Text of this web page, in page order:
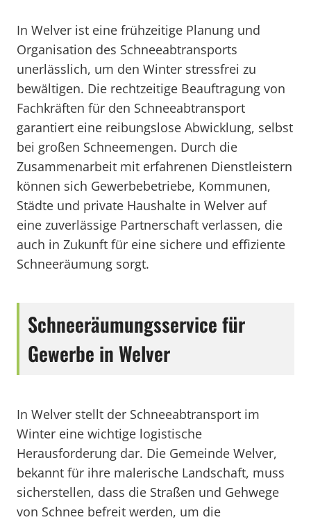
In Welver ist eine frühzeitige Planung und
Organisation des Schneeabtransports
unerlässlich, um den Winter stressfrei zu
bewältigen. Die rechtzeitige Beauftragung von
Fachkräften für den Schneeabtransport
garantiert eine reibungslose Abwicklung, selbst
bei großen Schneemengen. Durch die
Zusammenarbeit mit erfahrenen Dienstleistern
können sich Gewerbebetriebe, Kommunen,
Städte und private Haushalte in Welver auf
eine zuverlässige Partnerschaft verlassen, die
auch in Zukunft für eine sichere und effiziente
Schneeräumung sorgt.
Schneeräumungsservice für
Gewerbe in Welver
In Welver stellt der Schneeabtransport im
Winter eine wichtige logistische
Herausforderung dar. Die Gemeinde Welver,
bekannt für ihre malerische Landschaft, muss
sicherstellen, dass die Straßen und Gehwege
von Schnee befreit werden, um die